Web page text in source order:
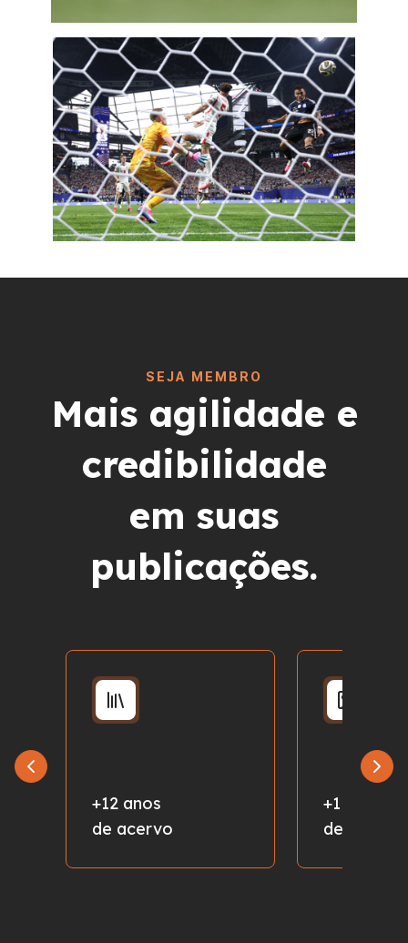
SEJA MEMBRO
Mais agilidade e
credibilidade
em suas
publicações.
+12 anos
de acervo
+1 milhão
de fotos